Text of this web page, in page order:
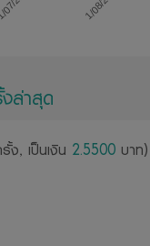
ล่าสุด
ง, เป็นเงิน 2.5500 บาท)